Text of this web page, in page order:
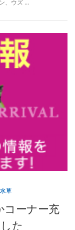
、ウズ …
草
コーナー充
た